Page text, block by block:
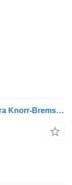
Клапан за управление на спирачката Knorr-Bremse 0486200104 за влекач Renault Premium 2 (1996-2014)